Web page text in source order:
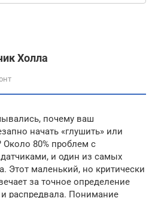
Холла
почему ваш
начать «глушить» или
Около 80% проблем с
и один из самых
Этот маленький, но критически
за точное определение
распредвала. Понимание